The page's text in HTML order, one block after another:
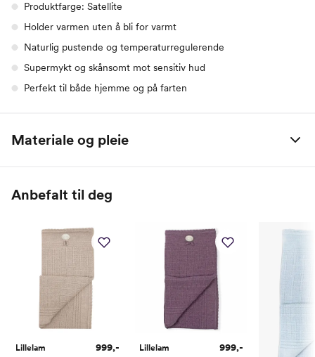
Produktfarge: Satellite
Holder varmen uten å bli for varmt
Naturlig pustende og temperaturregulerende
Supermykt og skånsomt mot sensitiv hud
Perfekt til både hjemme og på farten
Materiale og pleie
Anbefalt til deg
Lillelam
999,-
Lillelam
999,-